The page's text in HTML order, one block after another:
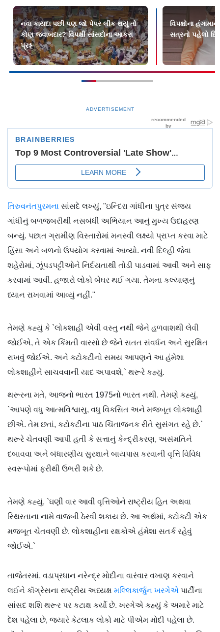
નવા કાયદા પછી પણ જો પેપર લીક થયું તો
કોણ જવાબદાર? વિપક્ષી સાંસદોના આકરા
પ્રશ્ન
વિપક્ષોના
સત્રનો પહેલો
ADVERTISEMENT
તિરુવનંતપુરમના સાંસદે લખ્યું, "ઇન્દિરા ગાંધીના પુત્ર સંજય
ગાંધીનું બળજબરીથી નસબંધી અભિયાન આનું મુખ્ય ઉદાહરણ
બન્યું. પછાત ગ્રામીણ વિસ્તારોમાં મનસ્વી લક્ષ્યો પ્રાપ્ત કરવા માટે
હિંસા અને બળનો ઉપયોગ કરવામાં આવ્યો. નવી દિલ્હી જેવા
શહેરોમાં, ઝૂંપડપટ્ટીઓને નિર્દયતાથી તોડી પાડવામાં આવી અને સાફ
કરવામાં આવી. હજારો લોકો બેઘર થઈ ગયા. તેમના કલ્યાણનું
ધ્યાન રાખવામાં આવ્યું નહીં."
તેમણે કહ્યું કે `લોકશાહી એવી વસ્તુ નથી જેને હળવાશથી લેવી
જોઈએ, તે એક કિંમતી વારસો છે જેને સતત સંવર્ધન અને સુરક્ષિત
રાખવું જોઈએ. અને કટોકટીનો સમય આપણને આ હંમેશા
લોકશાહીને સાચવવાની યાદ અપાવશે,` થરૂરે કહ્યું.
થરૂરના મતે, આજનો ભારત 1975નો ભારત નથી. તેમણે કહ્યું,
`આપણે વધુ આત્મવિશ્વાસુ, વધુ વિકસિત અને મજબૂત લોકશાહી
છીએ. તેમ છતાં, કટોકટીના પાઠ ચિંતાજનક રીતે સુસંગત રહે છે.`
થરૂરે ચેતવણી આપી હતી કે સત્તાનું કેન્દ્રીકરણ, અસંમતિને
દબાવવા અને બંધારણીય સુરક્ષાને બાયપાસ કરવાની વૃત્તિ વિવિધ
સ્વરૂપોમાં ફરીથી ઉભરી શકે છે.
તેમણે કહ્યું, `ઘણી વાર આવી વૃત્તિઓને રાષ્ટ્રીય હિત અથવા
સ્થિરતાના નામે વાજબી ઠેરવી શકાય છે. આ અર્થમાં, કટોકટી એક
મજબૂત ચેતવણી છે. લોકશાહીના રક્ષકોએ હંમેશા સતર્ક રહેવું
જોઈએ.`
તાજેતરમાં, વડાપ્રધાન નરેન્દ્ર મોદીના વારંવાર વખાણ કરવાને
લઈને કૉંગ્રેસના રાષ્ટ્રીય અધ્યક્ષ મલ્લિકાર્જુન ખરગેએ પાર્ટીના
સાંસદ શશિ થરૂર પર કટાક્ષ કર્યો છે. ખરગેએ કહ્યું કે અમારે માટે
દેશ પહેલા છે, જ્યારે કેટલાક લોકો માટે પીએમ મોદી પહેલા છે.